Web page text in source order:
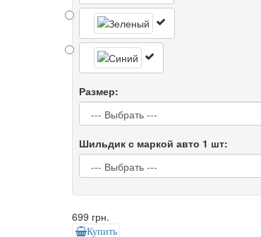
Размер:
Шильдик с маркой авто 1 шт:
699 грн.
Купить